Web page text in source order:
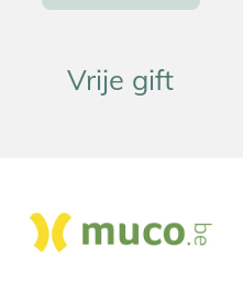
Vrije gift